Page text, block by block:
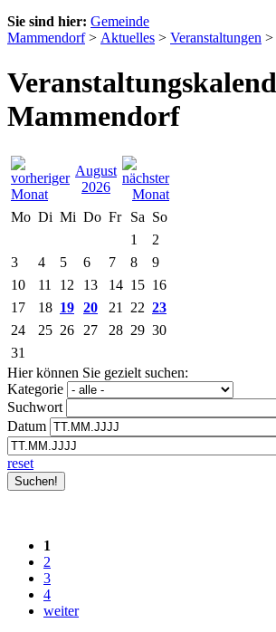
Sie sind hier: Gemeinde
Mammendorf> Aktuelles > Veranstaltungen >
Mammendorf
August
2026
Mo Di Mi Do Fr Sa So
1
2
3
4 5 6 7 8
9
10
11 12 13 14 15 16
17
18 19 20 21 22 23
24
25 26 27 28 29 30
31
Hier können Sie gezielt suchen:
Kategorie
Suchwort
Datum
reset
1
2
3
4
weiter